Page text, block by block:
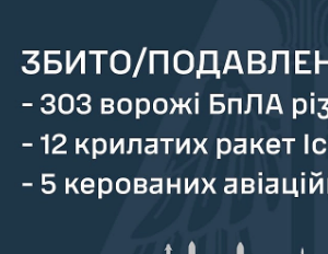
🇺🇦 Разом – до перемоги